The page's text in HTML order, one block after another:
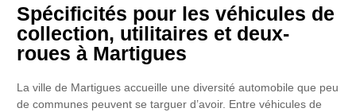
Spécificités pour les véhicules de
collection, utilitaires et deux-
roues à Martigues
La ville de Martigues accueille une diversité automobile que peu
de communes peuvent se targuer d’avoir. Entre véhicules de